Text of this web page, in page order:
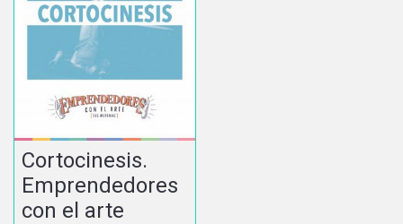
Cortocinesis.
Emprendedores
con el arte